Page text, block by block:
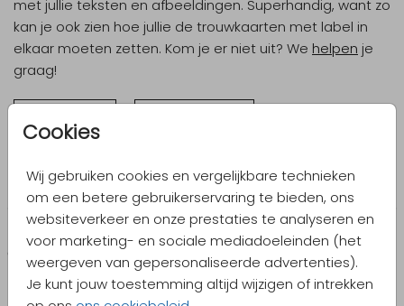
Cookies
Wij gebruiken cookies en vergelijkbare technieken
om een betere gebruikerservaring te bieden, ons
websiteverkeer en onze prestaties te analyseren en
voor marketing- en sociale mediadoeleinden (het
weergeven van gepersonaliseerde advertenties).
Je kunt jouw toestemming altijd wijzigen of intrekken
met jullie teksten en afbeeldingen. Superhandig, want zo
kan je ook zien hoe jullie de trouwkaarten met label in
elkaar moeten zetten. Kom je er niet uit? We helpen je
graag!
CATEGORIEËN
Geboorte
PRODUCTEN
Enveloppen